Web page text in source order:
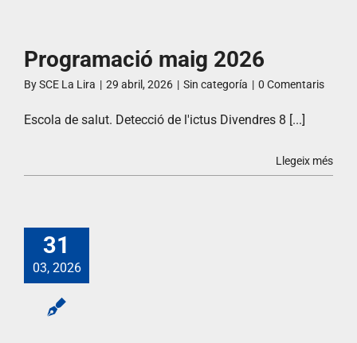
Programació maig 2026
BySCE La Lira | 29 abril, 2026 | Sin categoría | 0 Comentaris
Escola de salut. Detecció de l'ictus Divendres 8 [...]
Llegeix més
31
03, 2026